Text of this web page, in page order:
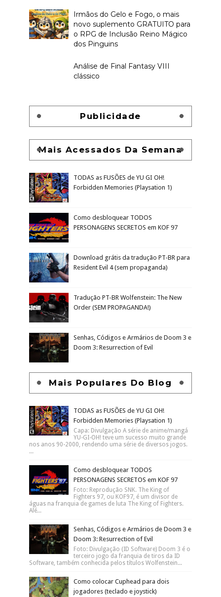
Irmãos do Gelo e Fogo, o mais
novo suplemento GRATUITO para
o RPG de Inclusão Reino Mágico
dos Pinguins
Análise de Final Fantasy VIII
clássico
Publicidade
Mais Acessados Da Semana
TODAS as FUSÕES de YU GI OH!
Forbidden Memories (Playsation 1)
Como desbloquear TODOS
PERSONAGENS SECRETOS em KOF 97
Download grátis da tradução PT-BR para
Resident Evil 4 (sem propaganda)
Tradução PT-BR Wolfenstein: The New
Order (SEM PROPAGANDA!)
Senhas, Códigos e Armários de Doom 3 e
Doom 3: Resurrection of Evil
Mais Populares Do Blog
TODAS as FUSÕES de YU GI OH!
Forbidden Memories (Playsation 1)
Capa: Divulgação A série de anime/mangá
YU-GI-OH! teve um sucesso muito grande
nos anos 90-2000, rendendo uma série de diversos jogos.
...
Como desbloquear TODOS
PERSONAGENS SECRETOS em KOF 97
Foto: Reprodução SNK. The King of
Fighters 97, ou KOF97, é um divisor de
águas na franquia de games de luta The King of Fighters.
Alé...
Senhas, Códigos e Armários de Doom 3 e
Doom 3: Resurrection of Evil
Foto: Divulgação (ID Software) Doom 3 é o
terceiro jogo da franquia de tiros da ID
Software, também conhecida pelos títulos Wolfenstein...
Como colocar Cuphead para dois
jogadores (teclado e joystick)